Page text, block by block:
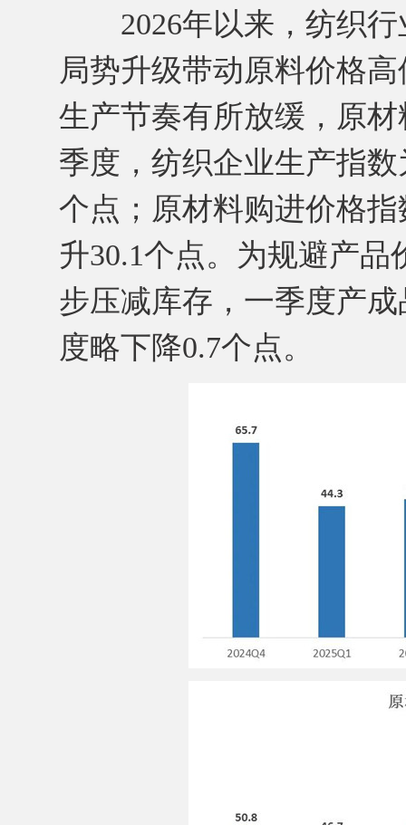
2026年以来，纺织行
局势升级带动原料价格
生产节奏有所放缓，原
季度，纺织企业生产指数
个点；原材料购进价格
升30.1个点。为规避产
步压减库存，一季度产
度略下降0.7个点。